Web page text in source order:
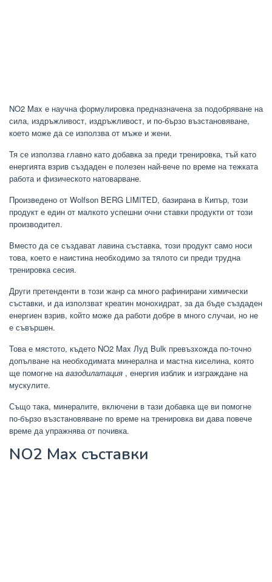
NO2 Max е научна формулировка предназначена за подобряване на
сила, издръжливост, издръжливост, и по-бързо възстановяване,
което може да се използва от мъже и жени.
Тя се използва главно като добавка за преди тренировка, тъй като
енергията взрив създаден е полезен най-вече по време на тежката
работа и физическото натоварване.
Произведено от Wolfson BERG LIMITED, базирана в Кипър, този
продукт е един от малкото успешни очни ставки продукти от този
производител.
Вместо да се създават лавина съставка, този продукт само носи
това, което е наистина необходимо за тялото си преди трудна
тренировка сесия.
Други претенденти в този жанр са много рафинирани химически
съставки, и да използват креатин монохидрат, за да бъде създаден
енергиен взрив, който може да работи добре в много случаи, но не
е съвършен.
Това е мястото, където NO2 Max Луд Bulk превъзхожда по-точно
допълване на необходимата минерална и мастна киселина, която
ще помогне навазодилатация , енергия изблик и изграждане на
мускулите.
Също така, минералите, включени в тази добавка ще ви помогне
по-бързо възстановяване по време на тренировка ви дава повече
време да упражнява от почивка.
NO2 Max съставки